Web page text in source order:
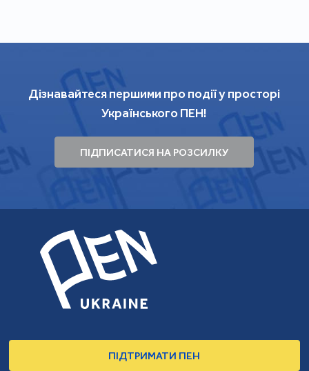
Дізнавайтеся першими про події у просторі
Українського ПЕН!
ПІДПИСАТИСЯ НА РОЗСИЛКУ
ПІДТРИМАТИ ПЕН